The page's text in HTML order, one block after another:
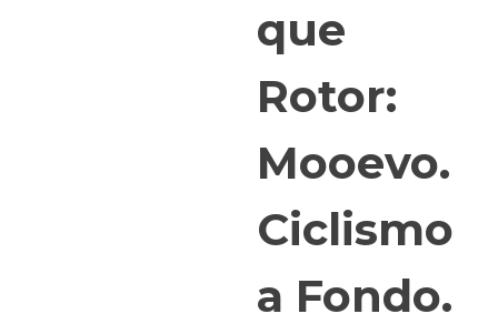
que
Rotor:
Mooevo.
Ciclismo
a Fondo.